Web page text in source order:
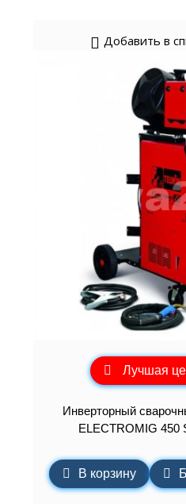
Добавить в
Лучшая
Инверторный
ELECTROMIG 450
В корзину